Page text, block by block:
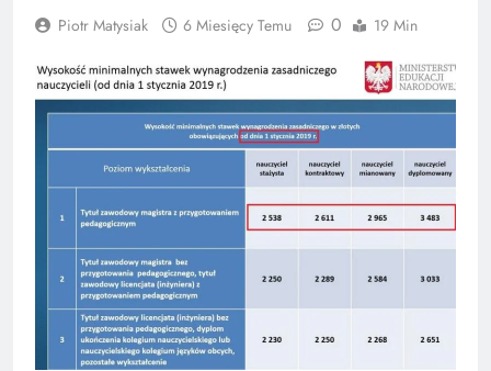
Piotr Matysiak 6 Miesięcy Temu 0 19 Min